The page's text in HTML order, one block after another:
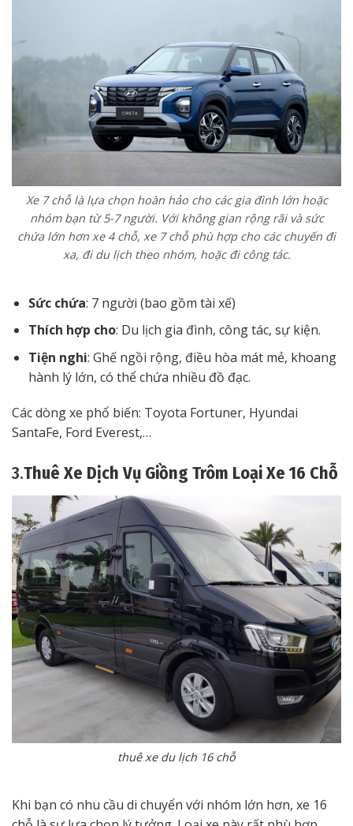
Xe 7 chỗ là lựa chọn hoàn hảo cho các gia đình lớn hoặc
nhóm bạn từ 5-7 người. Với không gian rộng rãi và sức
chứa lớn hơn xe 4 chỗ, xe 7 chỗ phù hợp cho các chuyến đi
xa, đi du lịch theo nhóm, hoặc đi công tác.
Sức chứa: 7 người (bao gồm tài xế)
Thích hợp cho: Du lịch gia đình, công tác, sự kiện.
Tiện nghi: Ghế ngồi rộng, điều hòa mát mẻ, khoang
hành lý lớn, có thể chứa nhiều đồ đạc.
Các dòng xe phổ biến: Toyota Fortuner, Hyundai
SantaFe, Ford Everest,…
3.Thuê Xe Dịch Vụ Giồng Trôm Loại Xe 16 Chỗ
thuê xe du lịch 16 chỗ
Khi bạn có nhu cầu di chuyển với nhóm lớn hơn, xe 16